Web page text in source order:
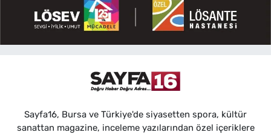
Sayfa16, Bursa ve Türkiye'de siyasetten spora, kültür
sanattan magazine, inceleme yazılarından özel içeriklere